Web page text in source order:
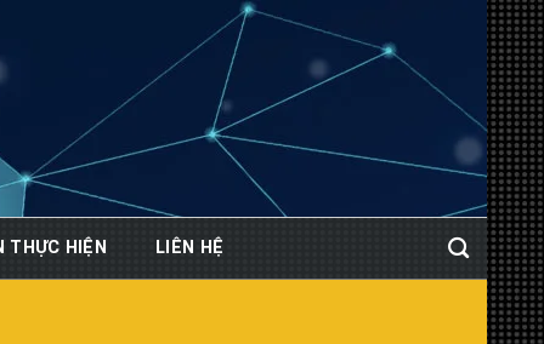
THỰC HIỆN LIÊN HỆ